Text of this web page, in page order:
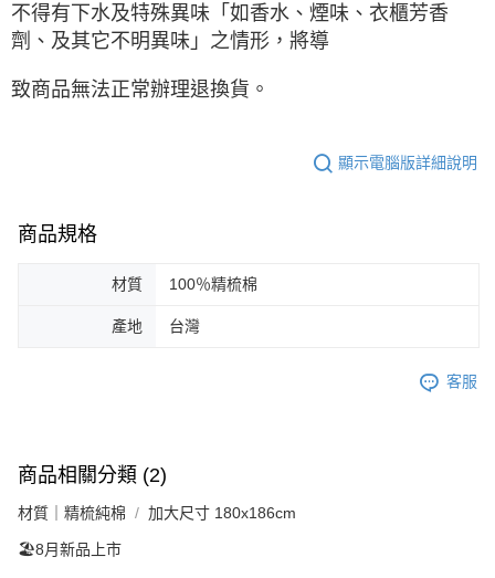
不得有下水及特殊異味「如香水、煙味、衣櫃芳香
劑、及其它不明異味」之情形，將導
致商品無法正常辦理退換貨。
顯示電腦版詳細說明
商品規格
材質 100％精梳棉
產地 台灣
客服
商品相關分類 (2)
材質｜精梳純棉 加大尺寸 180x186cm
🏖️8月新品上市